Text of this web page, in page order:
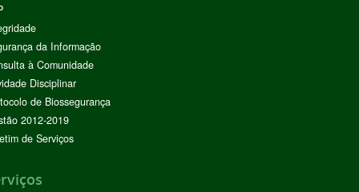
da Informação
à Comunidade
Disciplinar
de Biossegurança
2012-2019
de Serviços